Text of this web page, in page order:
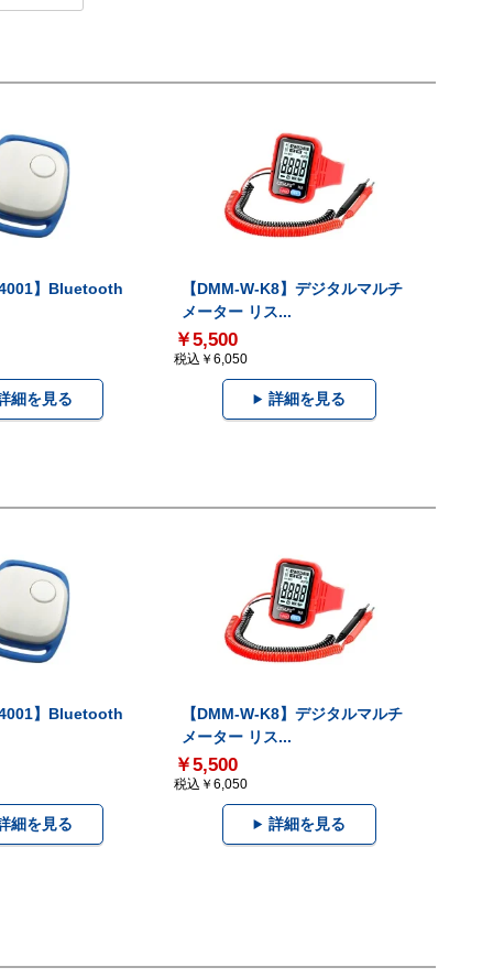
】Bluetooth
細を見る
【DMM-W-K8】デジタルマルチ
メーター リス...
￥5,500
税込￥6,050
詳細を見る
】Bluetooth
細を見る
【DMM-W-K8】デジタルマルチ
メーター リス...
￥5,500
税込￥6,050
詳細を見る